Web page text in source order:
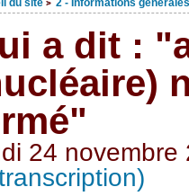
du site > 2 - Informations générales
a dit :
24 novembre